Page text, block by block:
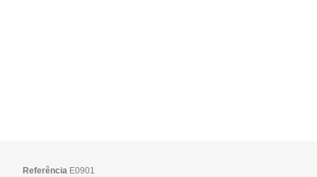
Referência E0901